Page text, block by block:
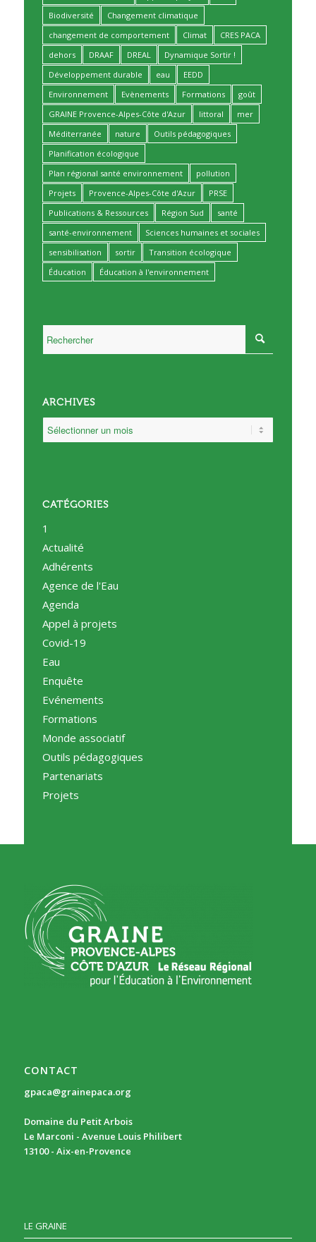
Biodiversité
Changement climatique
changement de comportement
Climat
CRES PACA
dehors
DRAAF DREAL
Dynamique Sortir !
Développement durable
eau
EEDD
Environnement
Evènements Formations
goût
GRAINE Provence-Alpes-Côte d'Azur
littoral
mer
Méditerranée
nature
Outils pédagogiques
Planification écologique
Plan régional santé environnement
pollution
Projets
Provence-Alpes-Côte d'Azur
PRSE
Publications & Ressources
Région Sud
santé
santé-environnement
Sciences humaines et sociales
sensibilisation
sortir
Transition écologique
Éducation
Éducation à l'environnement
ARCHIVES
CATÉGORIES
1
Actualité
Adhérents
Agence de l'Eau
Agenda
Appel à projets
Covid-19
Eau
Enquête
Evénements
Formations
Monde associatif
Outils pédagogiques
Partenariats
Projets
CONTACT
gpaca@grainepaca.org
Domaine du Petit Arbois
Le Marconi - Avenue Louis Philibert
13100 - Aix-en-Provence
LE GRAINE